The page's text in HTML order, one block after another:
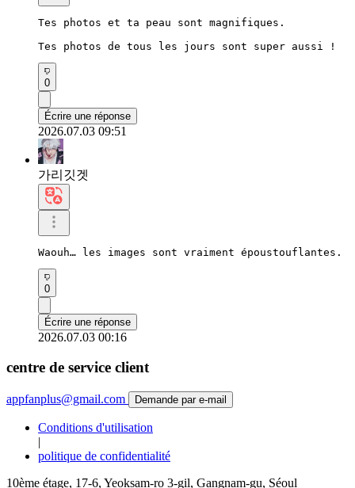
Tes photos et ta peau sont magnifiques.
Tes photos de tous les jours sont super aussi !
0
Écrire une réponse
2026.07.03 09:51
가리깃겟
Waouh… les images sont vraiment époustouflantes.
0
Écrire une réponse
2026.07.03 00:16
centre de service client
appfanplus@gmail.com Demande par e-mail
Conditions d'utilisation
|
politique de confidentialité
10ème étage, 17-6, Yeoksam-ro 3-gil, Gangnam-gu, Séoul